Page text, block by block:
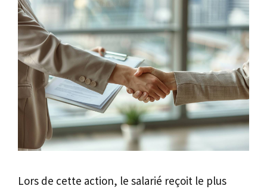
Lors de cette action, le salarié reçoit le plus